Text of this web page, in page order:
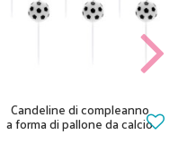
Candeline di compleanno
a forma di pallone da calcio